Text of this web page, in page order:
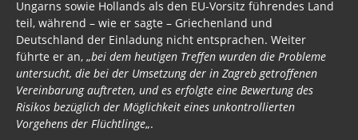
Ungarns sowie Hollands als den EU-Vorsitz führendes Land
teil, während – wie er sagte – Griechenland und
Deutschland der Einladung nicht entsprachen. Weiter
führte er an, „bei dem heutigen Treffen wurden die Probleme
untersucht, die bei der Umsetzung der in Zagreb getroffenen
Vereinbarung auftreten, und es erfolgte eine Bewertung des
Risikos bezüglich der Möglichkeit eines unkontrollierten
Vorgehens der Flüchtlinge„.